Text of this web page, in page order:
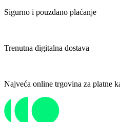
Sigurno i pouzdano plaćanje
Trenutna digitalna dostava
Najveća online trgovina za platne